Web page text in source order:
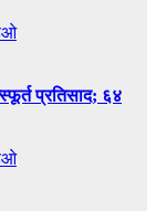
प्रतिसाद; ६४